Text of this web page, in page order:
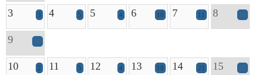
3 3 4 5 5 4 6 10 7 11 8 19
9 10
10 2 11 5 12 4 13 18 14 21 15 28